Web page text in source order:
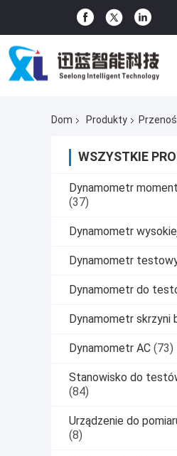
Dom Produkty
WSZYSTKIE
Dynamometr
(37)
Dynamometr
Dynamometr
Dynamometr do
Dynamometr skrzyni
Dynamometr AC (73)
Stanowisko do
(84)
Urządzenie do
(8)